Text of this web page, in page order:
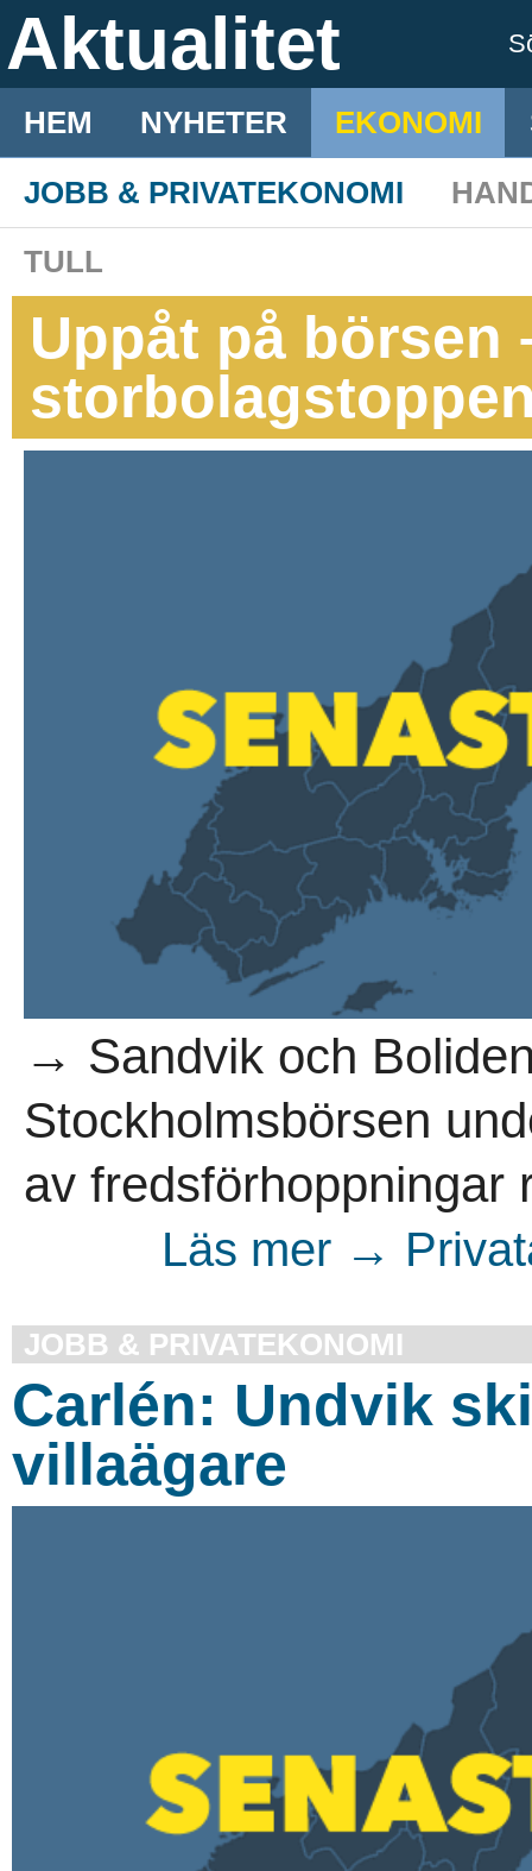
Aktualitet
HEM NYHETER EKONOMI
JOBB & PRIVATEKONOMI
TULL
Uppåt på börsen
→ Sandvik och
Stockholmsbörsen
av fredsförhoppningar
Läs mer →
JOBB & PRIVATEKONOMI
Carlén: Undvik
villaägare